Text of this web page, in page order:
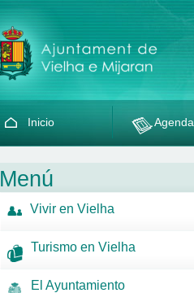
Inicio Agenda
Menú
Vivir en Vielha
Turismo en Vielha
El Ayuntamiento